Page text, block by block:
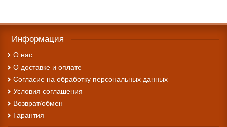
Информация
О нас
О доставке и оплате
Cогласие на обработку персональных данных
Условия соглашения
Возврат/обмен
Гарантия